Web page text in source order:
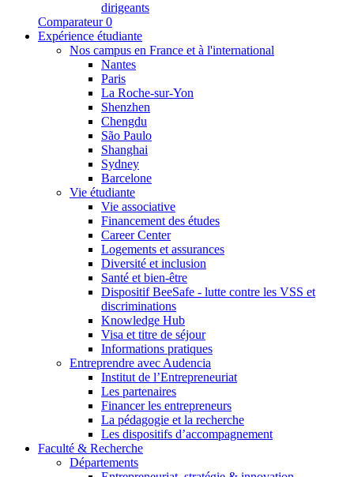
dirigeants
Comparateur 0
Expérience étudiante
Nos campus en France et à l'international
Nantes
Paris
La Roche-sur-Yon
Shenzhen
Chengdu
São Paulo
Shanghai
Sydney
Barcelone
Vie étudiante
Vie associative
Financement des études
Career Center
Logements et assurances
Diversité et inclusion
Santé et bien-être
Dispositif BeeSafe - lutte contre les VSS et
discriminations
Knowledge Hub
Visa et titre de séjour
Informations pratiques
Entreprendre avec Audencia
Institut de l’Entrepreneuriat
Les partenaires
Financer les entrepreneurs
La pédagogie et la recherche
Les dispositifs d’accompagnement
Faculté & Recherche
Départements